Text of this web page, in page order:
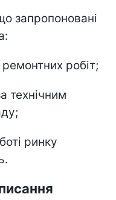
запропоновані
робіт;
технічним
ринку